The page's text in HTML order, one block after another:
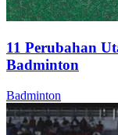
11 Perubahan
Badminton
Badminton